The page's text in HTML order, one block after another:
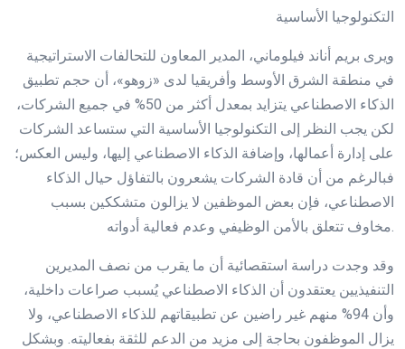
التكنولوجيا الأساسية
ويرى بريم أناند فيلوماني، المدير المعاون للتحالفات الاستراتيجية
في منطقة الشرق الأوسط وأفريقيا لدى «زوهو»، أن حجم تطبيق
الذكاء الاصطناعي يتزايد بمعدل أكثر من 50% في جميع الشركات،
لكن يجب النظر إلى التكنولوجيا الأساسية التي ستساعد الشركات
على إدارة أعمالها، وإضافة الذكاء الاصطناعي إليها، وليس العكس؛
فبالرغم من أن قادة الشركات يشعرون بالتفاؤل حيال الذكاء
الاصطناعي، فإن بعض الموظفين لا يزالون متشككين بسبب
مخاوف تتعلق بالأمن الوظيفي وعدم فعالية أدواته.
وقد وجدت دراسة استقصائية أن ما يقرب من نصف المديرين
التنفيذيين يعتقدون أن الذكاء الاصطناعي يُسبب صراعات داخلية،
وأن 94% منهم غير راضين عن تطبيقاتهم للذكاء الاصطناعي، ولا
يزال الموظفون بحاجة إلى مزيد من الدعم للثقة بفعاليته. وبشكل